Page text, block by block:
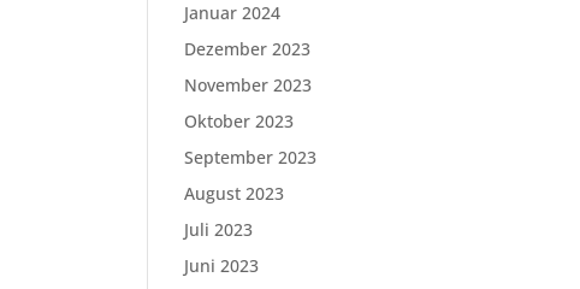
Januar 2024
Dezember 2023
November 2023
Oktober 2023
September 2023
August 2023
Juli 2023
Juni 2023